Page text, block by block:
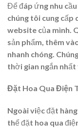
Để đáp ứng nhu cầu
chúng tôi cung cấp
website của mình.
sản phẩm, thêm
nhanh chóng.
thời gian ngắn nhất
Đặt Hoa Qua Điện
Ngoài việc đặt
thể đặt hoa qua